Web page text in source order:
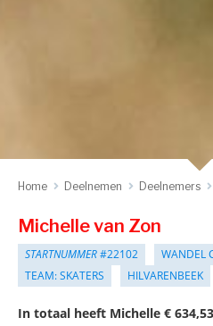
Home Deelnemen Deelnemers
Michelle van Zon
STARTNUMMER#22102 WANDEL
TEAM: SKATERS
HILVARENBEEK
In totaal heeft Michelle €